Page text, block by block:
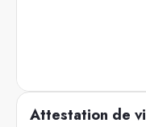
Attestation de